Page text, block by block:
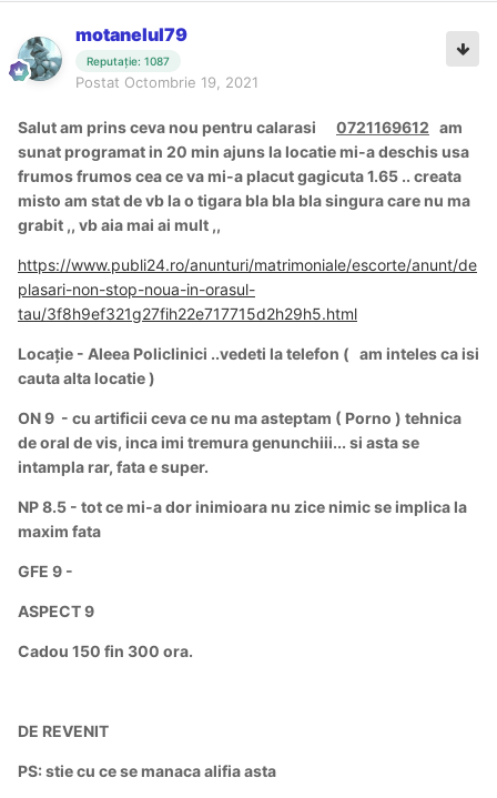
motanelul79
Reputație: 1087
Postat Octombrie 19, 2021
Salut am prins ceva nou pentru calarasi 0721169612 am
sunat programat in 20 min ajuns la locatie mi-a deschis usa
frumos frumos cea ce va mi-a placut gagicuta 1.65 .. creata
misto am stat de vb la o tigara bla bla bla singura care nu ma
grabit ,, vb aia mai ai mult ,,
https://www.publi24.ro/anunturi/matrimoniale/escorte/anunt/de
plasari-non-stop-noua-in-orasul-
tau/3f8h9ef321g27fih22e717715d2h29h5.html
Locație - Aleea Policlinici ..vedeti la telefon ( am inteles ca isi
cauta alta locatie )
ON 9 - cu artificii ceva ce nu ma asteptam ( Porno ) tehnica
de oral de vis, inca imi tremura genunchiii... si asta se
intampla rar, fata e super.
NP 8.5 - tot ce mi-a dor inimioara nu zice nimic se implica la
maxim fata
GFE 9 -
ASPECT 9
Cadou 150 fin 300 ora.
DE REVENIT
PS: stie cu ce se manaca alifia asta